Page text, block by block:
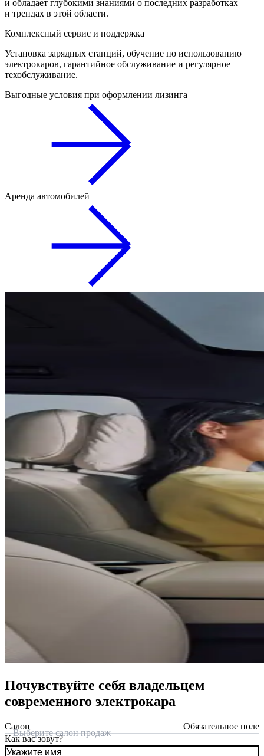
и обладает глубокими знаниями о последних разработках
и трендах в этой области.
Комплексный сервис и поддержка
Установка зарядных станций, обучение по использованию
электрокаров, гарантийное обслуживание и регулярное
техобслуживание.
Выгодные условия при оформлении лизинга
Аренда автомобилей
Почувствуйте себя владельцем
современного электрокара
Салон Обязательное поле
Выберите салон продаж
Как вас зовут?